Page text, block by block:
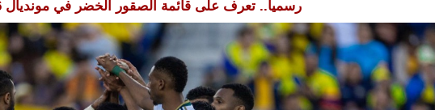
رسمياً.. تعرف على قائمة الصقور الخضر في مونديال 2026